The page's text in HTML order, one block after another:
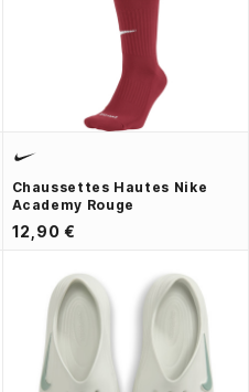
Chaussettes Hautes Nike
Academy Rouge
12,90 €